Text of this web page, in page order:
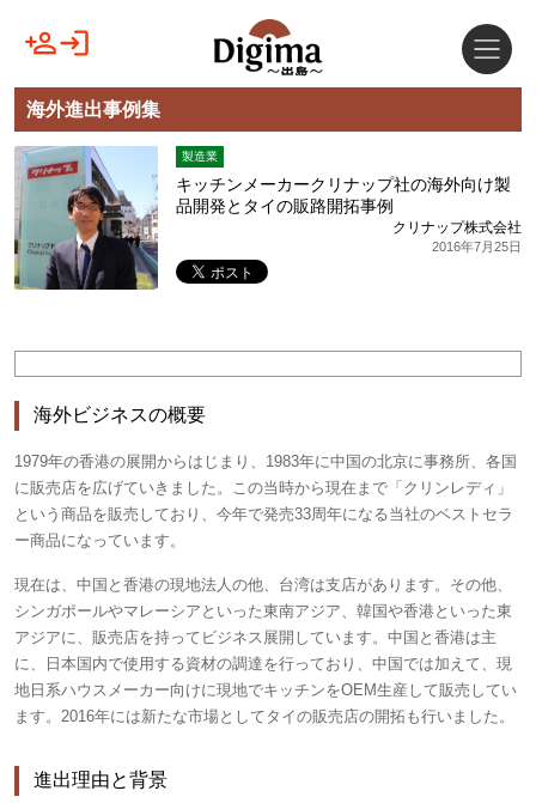
海外進出事例集
製造業
キッチンメーカークリナップ社の海外向け製
品開発とタイの販路開拓事例
クリナップ株式会社
2016年7月25日
海外ビジネスの概要
1979年の香港の展開からはじまり、1983年に中国の北京に事務所、各国
に販売店を広げていきました。この当時から現在まで「クリンレディ」
という商品を販売しており、今年で発売33周年になる当社のベストセラ
ー商品になっています。
現在は、中国と香港の現地法人の他、台湾は支店があります。その他、
シンガポールやマレーシアといった東南アジア、韓国や香港といった東
アジアに、販売店を持ってビジネス展開しています。中国と香港は主
に、日本国内で使用する資材の調達を行っており、中国では加えて、現
地日系ハウスメーカー向けに現地でキッチンをOEM生産して販売してい
ます。2016年には新たな市場としてタイの販売店の開拓も行いました。
進出理由と背景